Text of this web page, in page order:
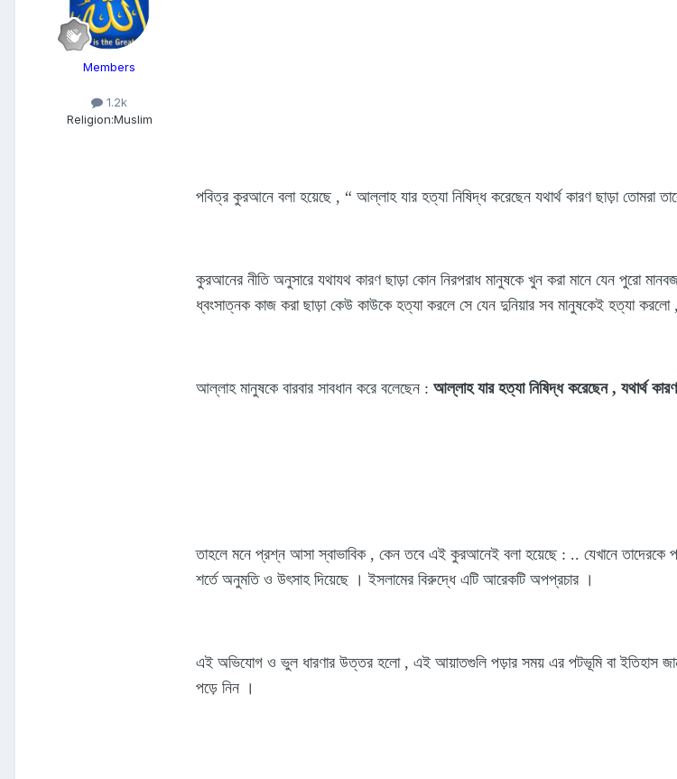
Members
1.2k
Religion:Muslim
পবিত্র কুরআনে বলা হয়েছে , “ আল্লাহ যার হত্যা নিষিদ্ধ করেছেন যথার্থ কারণ ছাড়া
কুরআনের নীতি অনুসারে যথাযথ কারণ ছাড়া কোন নিরপরাধ মানুষকে খুন করা মানে যেন পুরো
ধ্বংসাত্নক কাজ করা ছাড়া কেউ কাউকে হত্যা করলে সে যেন দুনিয়ার সব মানুষকেই হত্যা
আল্লাহ মানুষকে বারবার সাবধান করে বলেছেন : আল্লাহ যার হত্যা নিষিদ্ধ করেছেন , যথার্থ
তাহলে মনে প্রশ্ন আসা স্বাভাবিক , কেন তবে এই কুরআনেই বলা হয়েছে : .. যেখানে
শর্তে অনুমতি ও উৎসাহ দিয়েছে । ইসলামের বিরুদ্ধে এটি আরেকটি অপপ্রচার ।
এই অভিযোগ ও ভুল ধারণার উত্তর হলো , এই আয়াতগুলি পড়ার সময় এর পটভূমি বা ইতিহাস
পড়ে নিন ।